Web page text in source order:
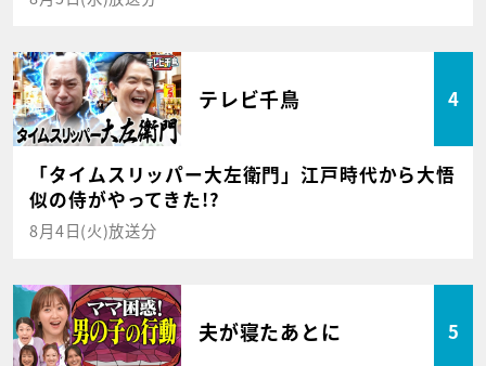
テレビ千鳥 4
「タイムスリッパー大左衛門」江戸時代から大悟
似の侍がやってきた!?
8月4日(火)放送分
夫が寝たあとに 5